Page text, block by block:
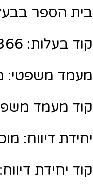
בית הספר
קוד בעלות: 2404366
מעמד משפטי:
קוד מעמד
יחידת דיווח:
קוד יחידת דיווח: 15